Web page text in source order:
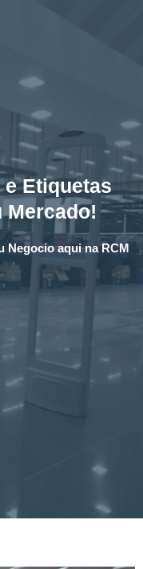
Etiquetas
Mercado!
Negocio aqui na RCM